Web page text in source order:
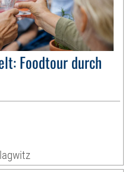
Foodtour durch